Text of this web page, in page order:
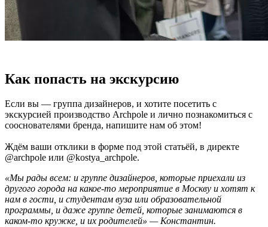
Как попасть на экскурсию
Если вы — группа дизайнеров, и хотите посетить с
экскурсией производство Archpole и лично познакомиться с
сооснователями бренда, напишите нам об этом!
Ждём ваши отклики в форме под этой статьёй, в директе
@archpole или @kostya_archpole.
«Мы рады всем: и группе дизайнеров, которые приехали из
другого города на какое-то мероприятие в Москву и хотят к
нам в гости, и студентам вуза или образовательной
программы, и даже группе детей, которые занимаются в
каком-то кружке, и их родителей» — Константин.